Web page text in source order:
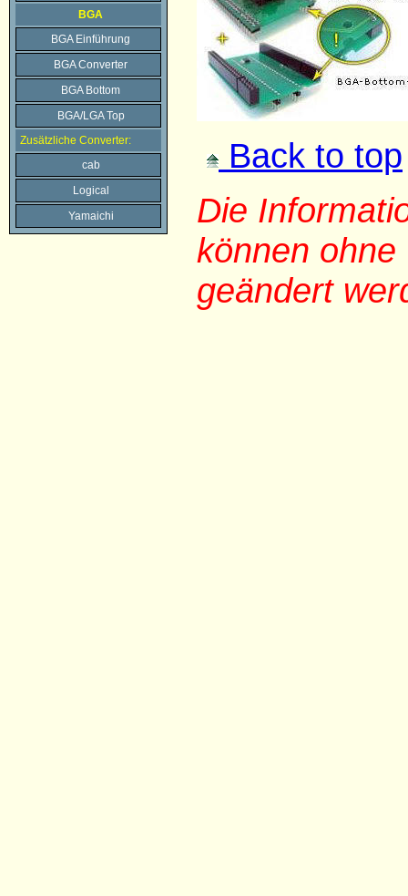
BGA
BGA Einführung
BGA Converter
BGA Bottom
BGA/LGA Top
Zusätzliche Converter:
cab
Logical
Yamaichi
Back to top
Die
können
geändert